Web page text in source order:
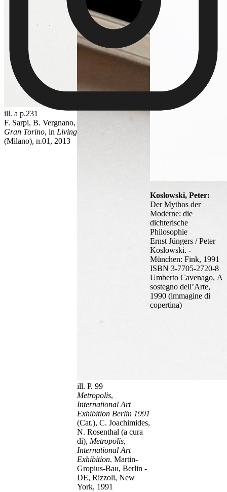
ill. a p.231
F. Sarpi, B. Vergnano,
Gran Torino, in Living
(Milano), n.01, 2013
ill. P. 99
Metropolis,
International Art
Exhibition Berlin 1991
(Cat.), C. Joachimides,
N. Rosenthal (a cura
di), Metropolis,
International Art
Exhibition. Martin-
Gropius-Bau, Berlin -
DE, Rizzoli, New
York, 1991
Koslowski, Peter:
Der Mythos der
Moderne: die
dichterische
Philosophie
Ernst Jüngers / Peter
Koslowski. -
München: Fink, 1991
ISBN 3-7705-2720-8
Umberto Cavenago, A
sostegno dell’Arte,
1990 (immagine di
copertina)